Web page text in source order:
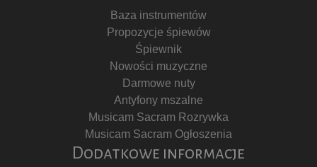
Baza instrumentów
Propozycje śpiewów
Śpiewnik
Nowości muzyczne
Darmowe nuty
Antyfony mszalne
Musicam Sacram Rozrywka
Musicam Sacram Ogłoszenia
Dodatkowe informacje